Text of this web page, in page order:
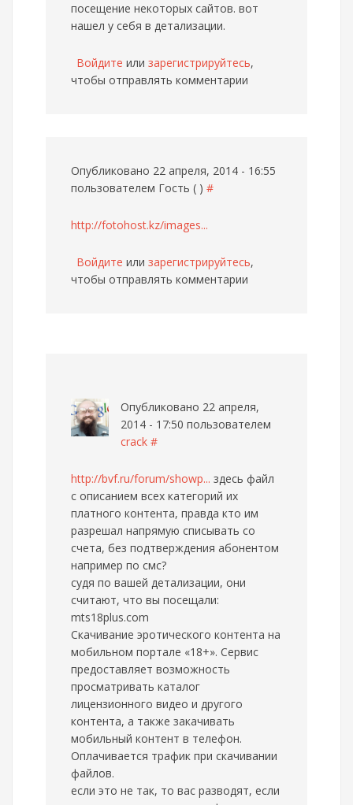
посещение некоторых сайтов. вот
нашел у себя в детализации.
Войдите или зарегистрируйтесь,
чтобы отправлять комментарии
Опубликовано 22 апреля, 2014 - 16:55
пользователем Гость ( ) #
http://fotohost.kz/images...
Войдите или зарегистрируйтесь,
чтобы отправлять комментарии
Опубликовано 22 апреля,
2014 - 17:50 пользователем
crack #
http://bvf.ru/forum/showp... здесь файл
с описанием всех категорий их
платного контента, правда кто им
разрешал напрямую списывать со
счета, без подтверждения абонентом
например по смс?
судя по вашей детализации, они
считают, что вы посещали:
mts18plus.com
Скачивание эротического контента на
мобильном портале «18+». Сервис
предоставляет возможность
просматривать каталог
лицензионного видео и другого
контента, а также закачивать
мобильный контент в телефон.
Оплачивается трафик при скачивании
файлов.
если это не так, то вас разводят, если